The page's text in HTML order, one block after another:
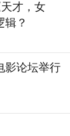
才，女
？
影论坛举行